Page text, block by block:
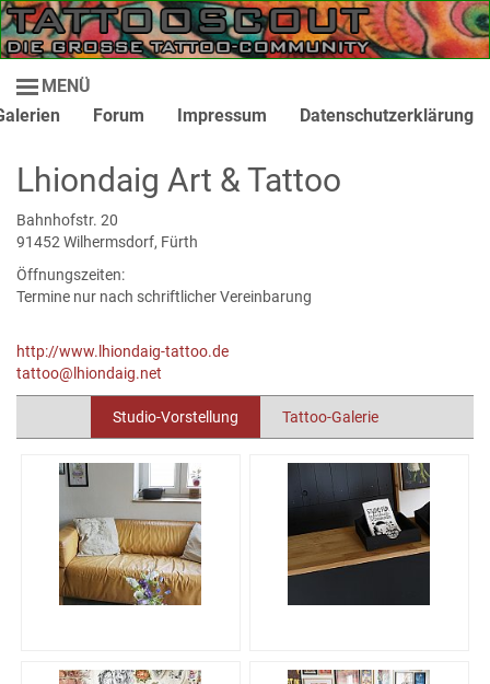
MENÜ
Forum Impressum Datenschutzerklärung
Lhiondaig Art & Tattoo
Bahnhofstr. 20
91452 Wilhermsdorf, Fürth
Öffnungszeiten:
Termine nur nach schriftlicher Vereinbarung
http://www.lhiondaig-tattoo.de
tattoo@lhiondaig.net
Studio-Vorstellung Tattoo-Galerie